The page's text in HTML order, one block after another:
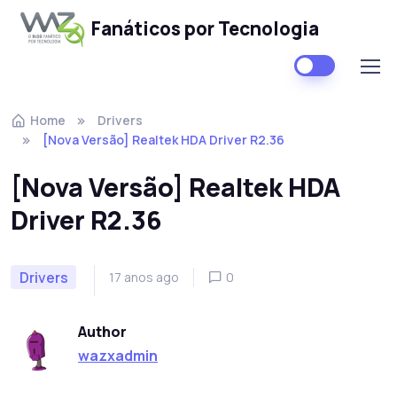
Fanáticos por Tecnologia
Home
Drivers
[Nova Versão] Realtek HDA Driver R2.36
[Nova Versão] Realtek HDA
Driver R2.36
Drivers 17 anos ago 0
Author
wazxadmin